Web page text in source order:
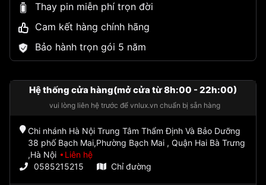
Thay pin miễn phí trọn đời
Cam kết hàng chính hãng
Bảo hành trọn gói 5 năm
Hệ thống cửa hàng(mở cửa từ 8h:00 - 22h:00)
vui lòng liên hệ trước để vnlux.vn chuẩn bị sẵn hàng
Chi nhánh Hà Nội Trung Tâm Thẩm Định Và Bảo Dưỡng
38 phố Bạch Mai,Phường Bạch Mai , Quận Hai Bà Trưng
,Hà Nội
Liên hệ
0585215215
Chỉ đường